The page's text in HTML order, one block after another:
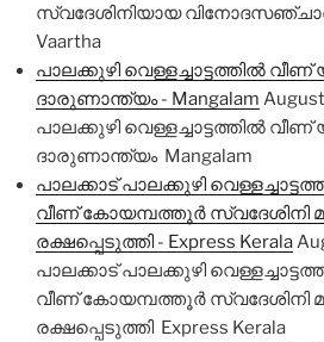
സ്വദേശിനിയായ
Vaartha
പാലക്കുഴി വെള്ളച്ചാട്ടത്തിൽ
ദാരുണാന്ത്യം - Mangalam
പാലക്കുഴി വെള്ളച്ചാട്ടത്തിൽ
ദാരുണാന്ത്യം Mangalam
പാലക്കാട് പാലക്കുഴി
വീണ് കോയമ്പത്തൂർ സ്വദേശിനി
രക്ഷപ്പെടുത്തി - Express Kerala
പാലക്കാട് പാലക്കുഴി
വീണ് കോയമ്പത്തൂർ സ്വദേശിനി
രക്ഷപ്പെടുത്തി Express Kerala